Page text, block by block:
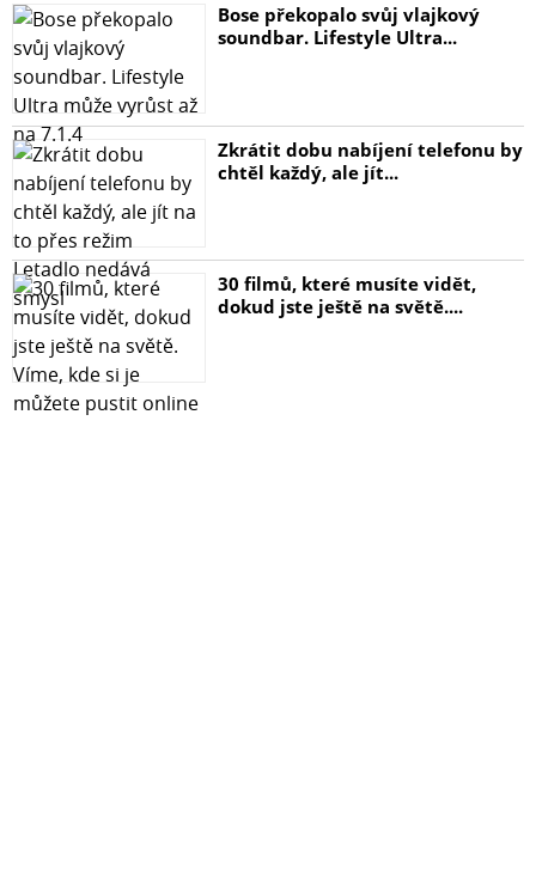
Bose překopalo svůj vlajkový
soundbar. Lifestyle Ultra...
Zkrátit dobu nabíjení telefonu by
chtěl každý, ale jít...
30 filmů, které musíte vidět,
dokud jste ještě na světě....